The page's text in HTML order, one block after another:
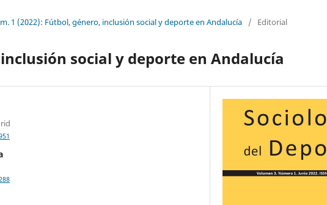
1 (2022): Fútbol, género, inclusión social y deporte en Andalucía / Editorial
social y deporte en Andalucía